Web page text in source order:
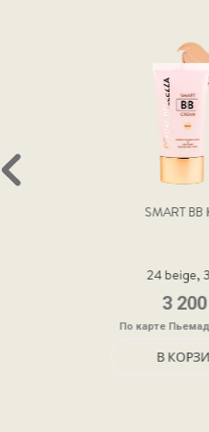
УВЛАЖНЯЮЩИЙ
Оценка
5.00из 5
3 300
По карте
В